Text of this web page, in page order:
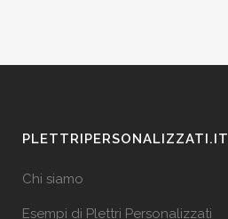
PLETTRIPERSONALIZZATI.IT
Chi siamo
Esempi di Plettri Personalizzati